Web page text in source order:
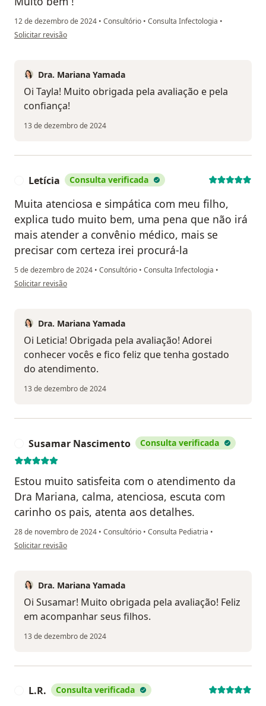
12 de dezembro de 2024 • Consultório • Consulta Infectologia •
na opinião do utilizador Tayla
Solicitar revisão
Dra. Mariana Yamada
Oi Tayla! Muito obrigada pela avaliação e pela
confiança!
13 de dezembro de 2024
Letícia Consulta verificada
Muita atenciosa e simpática com meu filho,
explica tudo muito bem, uma pena que não irá
mais atender a convênio médico, mais se
precisar com certeza irei procurá-la
5 de dezembro de 2024 • Consultório • Consulta Infectologia •
na opinião do utilizador Letícia
Solicitar revisão
Dra. Mariana Yamada
Oi Leticia! Obrigada pela avaliação! Adorei
conhecer vocês e fico feliz que tenha gostado
do atendimento.
13 de dezembro de 2024
Susamar Nascimento Consulta verificada
Estou muito satisfeita com o atendimento da
Dra Mariana, calma, atenciosa, escuta com
carinho os pais, atenta aos detalhes.
28 de novembro de 2024 • Consultório • Consulta Pediatria •
na opinião do utilizador Susamar Nascimento
Solicitar revisão
Dra. Mariana Yamada
Oi Susamar! Muito obrigada pela avaliação! Feliz
em acompanhar seus filhos.
13 de dezembro de 2024
L.R. Consulta verificada